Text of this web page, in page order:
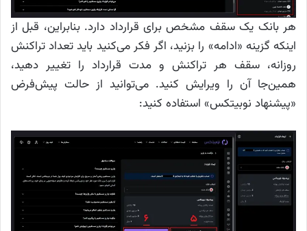
هر بانک یک سقف مشخص برای قرارداد دارد. بنابراین، قبل از
اینکه گزینه «ادامه» را بزنید، اگر فکر می‌کنید باید تعداد تراکنش
روزانه، سقف هر تراکنش و مدت قرارداد را تغییر دهید،
همین‌جا آن را ویرایش کنید. می‌توانید از حالت پیش‌فرض
«پیشنهاد نوبیتکس» استفاده کنید: